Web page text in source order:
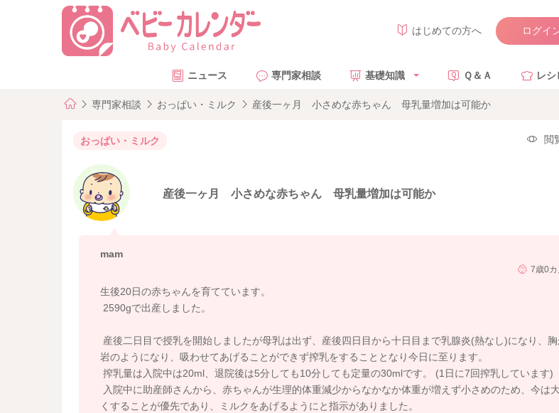
はじめての方へ ログイ
ニュース 専門家相談 基礎知識 Ｑ＆Ａ レシ
専門家相談 おっぱい・ミルク 産後一ヶ月 小さめな赤ちゃん 母乳量増加は可能か
おっぱい・ミルク 閲
産後一ヶ月 小さめな赤ちゃん 母乳量増加は可能か
mam
7歳0カ
生後20日の赤ちゃんを育てています。
2590gで出産しました。
産後二日目で授乳を開始しましたが母乳は出ず、産後四日目から十日目まで乳腺炎(熱なし)になり、
岩のようになり、吸わせてあげることができず搾乳をすることとなり今日に至ります。
搾乳量は入院中は20ml、退院後は5分しても10分しても定量の30mlです。 (1日に7回搾乳しています)
入院中に助産師さんから、赤ちゃんが生理的体重減少からなかなか体重が増えず小さめのため、今は
くすることが優先であり、ミルクをあげるようにと指示がありました。